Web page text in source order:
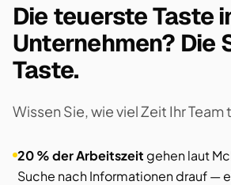
Die teuerste Taste
Unternehmen? Die
Taste.
Wissen Sie, wie viel Zeit Ihr
20 % der Arbeitszeitgehen laut
Suche nach Informationen drauf —